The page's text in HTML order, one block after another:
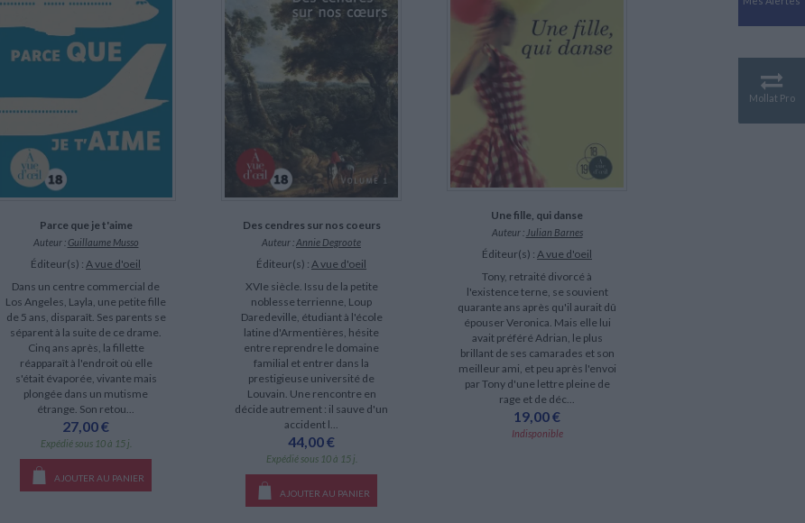
CHARGEMENT...
Mollat Pro
LITTÉRATURE DE VOYAGE
Récits des voyageurs et des
explorateurs
Relations et politiques
internationales
Sécurité nationale - Défense
ECOLOGIE - ENVIRONNEMENT
Histoire moderne
Histoire contemporaine
BIOGRAPHIES HISTORIQUES
Biographies historiques
HISTOIRE - GÉNÉRALITÉS
Etudes historiques
Généalogie - Héraldique
Franc-maçonnerie
Mythologies
GÉOGRAPHIE
Géographie - Démographie -
Territoire
CULTURE SCIENTIFIQUE
Essais scientifique
Astronomie
Dictionnaires Français
Dictionnaires Bilingues
Langues universitaires -
Dictionnaires et méthodes
Méthodes Langues Grand public
Français langues étrangères
Parce que je t'aime
Auteur : Guillaume Musso
Éditeur(s) : A vue d'oeil
Dans un centre commercial de
Los Angeles, Layla, une petite fille
de 5 ans, disparaît. Ses parents se
séparent à la suite de ce drame.
Cinq ans après, la fillette
réapparaît à l'endroit où elle
s'était évaporée, vivante mais
plongée dans un mutisme
étrange. Son retou...
27,00 €
Expédié sous 10 à 15 j.
AJOUTER AU PANIER
Des cendres sur nos coeurs
Auteur :Annie Degroote
Éditeur(s) : A vue d'oeil
XVIe siècle. Issu de la petite
noblesse terrienne, Loup
Daredeville, étudiant à l'école
latine d'Armentières, hésite
entre reprendre le domaine
familial et entrer dans la
prestigieuse université de
Louvain. Une rencontre en
décide autrement : il sauve d'un
accident l...
44,00 €
Expédié sous 10 à 15 j.
AJOUTER AU PANIER
Une fille, qui danse
Auteur : Julian Barnes
Éditeur(s) : A vue d'oeil
Tony, retraité divorcé à
l'existence terne, se souvient
quarante ans après qu'il aurait dû
épouser Veronica. Mais elle lui
avait préféré Adrian, le plus
brillant de ses camarades et son
meilleur ami, et peu après l'envoi
par Tony d'une lettre pleine de
rage et de déc...
19,00 €
Indisponible